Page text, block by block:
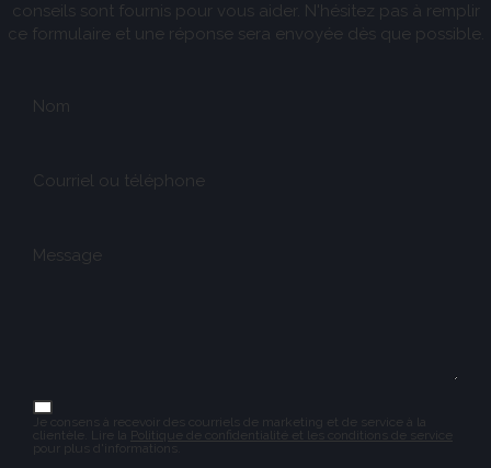
conseils sont fournis pour vous aider. N'hésitez pas à remplir
ce formulaire et une réponse sera envoyée dès que possible.
Nom
Courriel ou téléphone
Message
Je consens à recevoir des courriels de marketing et de service à la
clientèle. Lire la Politique de confidentialité et les conditions de service
pour plus d'informations.